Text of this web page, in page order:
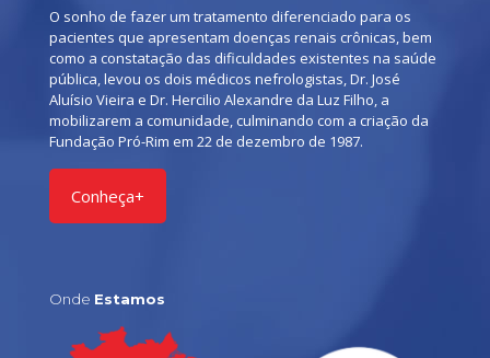
O sonho de fazer um tratamento diferenciado para os
pacientes que apresentam doenças renais crônicas, bem
como a constatação das dificuldades existentes na saúde
pública, levou os dois médicos nefrologistas, Dr. José
Aluísio Vieira e Dr. Hercilio Alexandre da Luz Filho, a
mobilizarem a comunidade, culminando com a criação da
Fundação Pró-Rim em 22 de dezembro de 1987.
Conheça+
Onde Estamos